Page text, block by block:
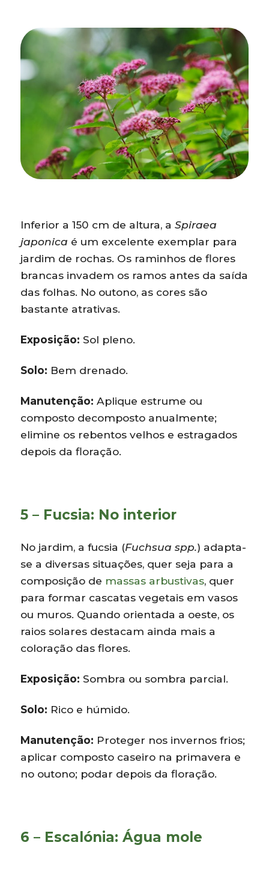
Inferior a 150 cm de altura, aSpiraea
japonica é um excelente exemplar para
jardim de rochas. Os raminhos de flores
brancas invadem os ramos antes da saída
das folhas. No outono, as cores são
bastante atrativas.
Exposição: Sol pleno.
Solo: Bem drenado.
Manutenção: Aplique estrume ou
composto decomposto anualmente;
elimine os rebentos velhos e estragados
depois da floração.
5 – Fucsia: No interior
No jardim, a fucsia (Fuchsua spp.) adapta-
se a diversas situações, quer seja para a
composição de massas arbustivas, quer
para formar cascatas vegetais em vasos
ou muros. Quando orientada a oeste, os
raios solares destacam ainda mais a
coloração das flores.
Exposição: Sombra ou sombra parcial.
Solo: Rico e húmido.
Manutenção: Proteger nos invernos frios;
aplicar composto caseiro na primavera e
no outono; podar depois da floração.
6 – Escalónia: Água mole